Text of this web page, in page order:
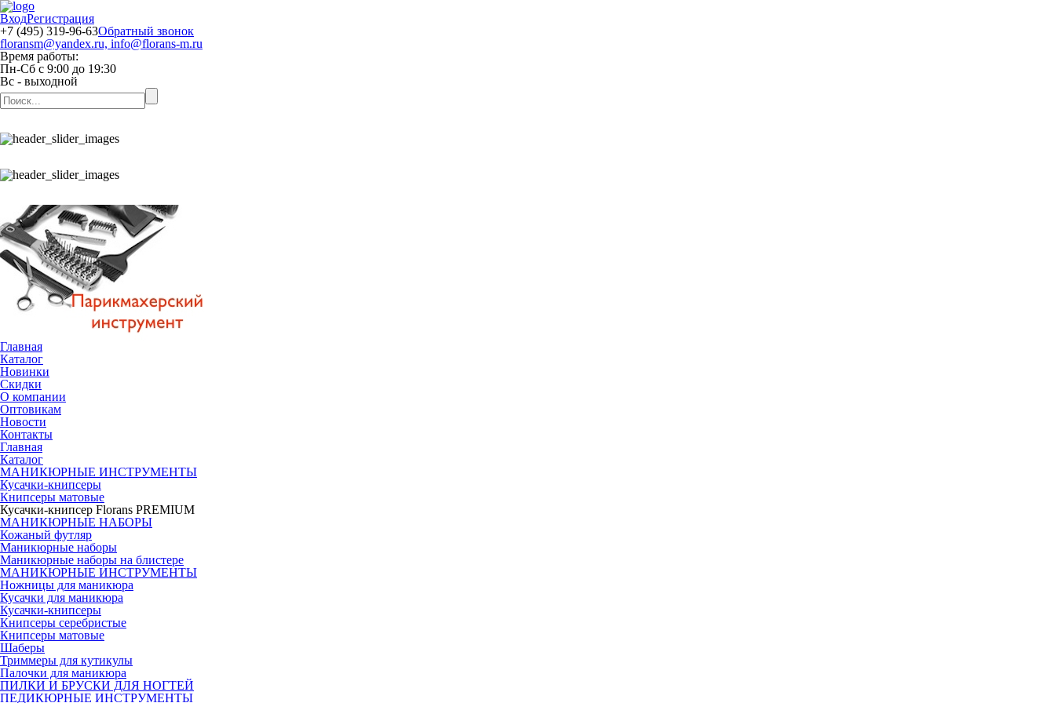
ВходРегистрация
+7 (495) 319-96-63Обратный звонок
floransm@yandex.ru, info@florans-m.ru
Время работы:
Пн-Сб с 9:00 до 19:30
Вс - выходной
Главная
Каталог
Новинки
Скидки
О компании
Оптовикам
Новости
Контакты
Главная
Каталог
МАНИКЮРНЫЕ ИНСТРУМЕНТЫ
Кусачки-книпсеры
Книпсеры матовые
Кусачки-книпсер Florans PREMIUM
МАНИКЮРНЫЕ НАБОРЫ
Кожаный футляр
Маникюрные наборы
Маникюрные наборы на блистере
МАНИКЮРНЫЕ ИНСТРУМЕНТЫ
Ножницы для маникюра
Кусачки для маникюра
Кусачки-книпсеры
Книпсеры серебристые
Книпсеры матовые
Шаберы
Триммеры для кутикулы
Палочки для маникюра
ПИЛКИ И БРУСКИ ДЛЯ НОГТЕЙ
ПЕДИКЮРНЫЕ ИНСТРУМЕНТЫ